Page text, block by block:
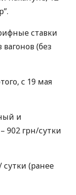
ставки
(без
с 19 мая
и
902 грн/сутки
(ранее